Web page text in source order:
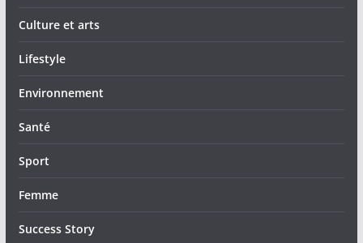
Culture et arts
Lifestyle
Environnement
Santé
Sport
Femme
Success Story